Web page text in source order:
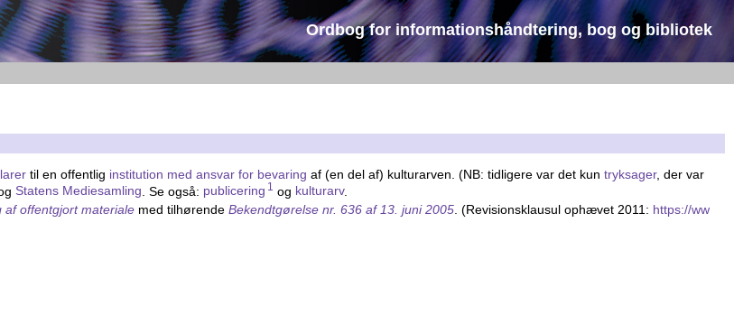
Ordbog for informationshåndtering, bog og bibliotek
til en offentlig institution med ansvar for bevaring af (en del af) kulturarven. (NB: tidligere var det kun tryksager, der var
Statens Mediesamling . Se også: publicering 1 og kulturarv.
af offentgjort materialemed tilhørende Bekendtgørelse nr. 636 af 13. juni 2005. (Revisionsklausul ophævet 2011: https://ww